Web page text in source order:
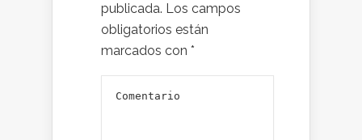
publicada. Los campos
obligatorios están
marcados con *